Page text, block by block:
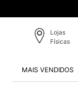
Lojas
Físicas
MAIS VENDIDOS